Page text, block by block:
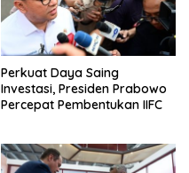
Perkuat Daya Saing
Investasi, Presiden Prabowo
Percepat Pembentukan IIFC